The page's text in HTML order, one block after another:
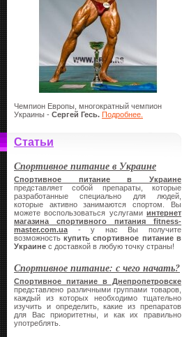
Чемпион Европы, многократный чемпион
Украины - Сергей Гесь. Подробнее.
Статьи
Спортивное питание в Украине
Спортивное питание в Украине
представляет собой препараты, которые
разработанные специально для людей,
которые активно занимаются спортом. Вы
можете воспользоваться услугами интернет
магазина спортивного питания
fitness-
master.com.ua - у нас Вы получите
возможностькупить спортивное питание в
Украине с доставкой в любую точку страны!
Спортивное питание: с чего начать?
Спортивное питание в Днепропетровске
представлено различными группами товаров,
каждый из которых необходимо тщательно
изучить и определить, какие из препаратов
для Вас приоритетны, и как их правильно
употреблять.